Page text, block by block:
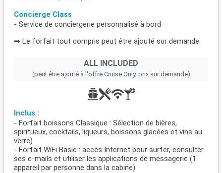
Concierge Class
- Service de conciergerie personnalisé à bord
➡ Le forfait tout compris peut être ajouté sur demande.
ALL INCLUDED
(peut être ajouté à l'offre Cruise Only, prix sur demande)
Inclus :
- Forfait boissons Classique : Sélection de bières,
spiritueux, cocktails, liqueurs, boissons glacées et vins au
verre)
- Forfait WiFi Basic : accès Internet pour surfer, consulter
ses e-mails et utiliser les applications de messagerie (1
appareil par personne dans la cabine)